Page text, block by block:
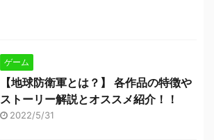
ゲーム
【地球防衛軍とは？】 各作品の特徴や
ストーリー解説とオススメ紹介！！
2022/5/31